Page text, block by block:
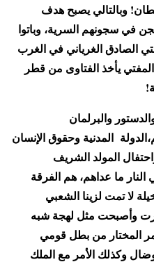
وبالتالي يصبح هدف
في سجونهم السرية، وباتوا
الصادق الغرياني في الغرب
المفتي يأخذ الفتاوى من قطر
والبرلمان
المدنية وحقوق الإنسان
المولد الشريف
ما عداهم، هم الفرقة
لا تمت لزينا الشعبي
وأصبحت مثل لهجة شبه
المختار من بطل قومي
وكذلك الأمر مع الملك